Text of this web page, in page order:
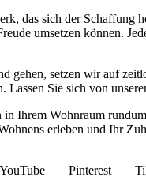
das sich der Schaffung
umsetzen können.
gehen, setzen wir auf
Sie sich von
in Ihrem Wohnraum
erleben und Ihr
YouTube Pinterest